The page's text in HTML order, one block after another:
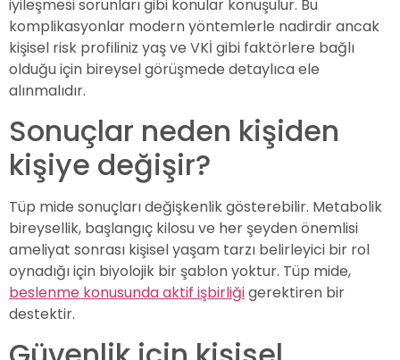
iyileşmesi sorunları gibi konular konuşulur. Bu
komplikasyonlar modern yöntemlerle nadirdir ancak
kişisel risk profiliniz yaş ve VKİ gibi faktörlere bağlı
olduğu için bireysel görüşmede detaylıca ele
alınmalıdır.
Sonuçlar neden kişiden
kişiye değişir?
Tüp mide sonuçları değişkenlik gösterebilir. Metabolik
bireysellik, başlangıç kilosu ve her şeyden önemlisi
ameliyat sonrası kişisel yaşam tarzı belirleyici bir rol
oynadığı için biyolojik bir şablon yoktur. Tüp mide,
beslenme konusunda aktif işbirliğigerektiren bir
destektir.